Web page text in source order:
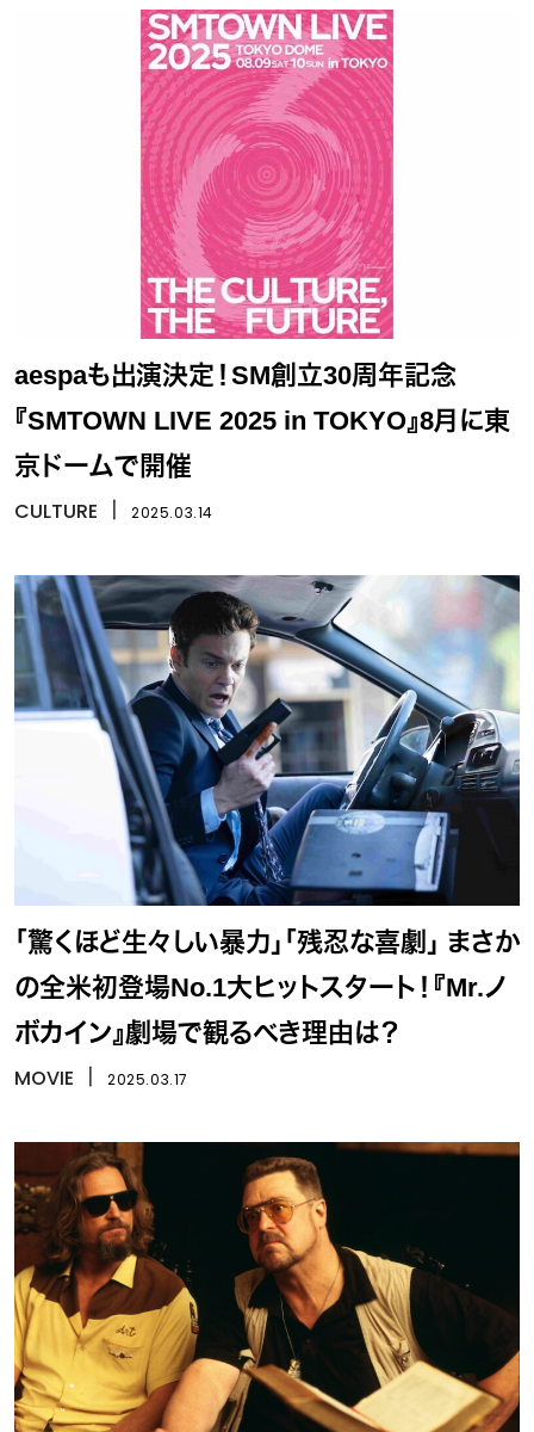
aespaも出演決定！SM創立30周年記念
『SMTOWN LIVE 2025 in TOKYO』8月に東
京ドームで開催
CULTURE 2025.03.14
「驚くほど生々しい暴力」「残忍な喜劇」 まさか
の全米初登場No.1大ヒットスタート！『Mr.ノ
ボカイン』劇場で観るべき理由は？
MOVIE 2025.03.17